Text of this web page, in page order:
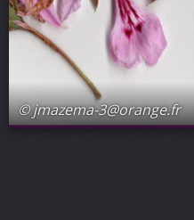
© jmazema-3@orange.fr